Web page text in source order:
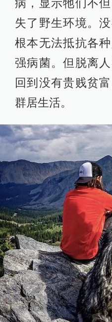
病，显示牠们不
失了野生环境。
根本无法抵抗各
强病菌。但脱离
回到没有贵贱贫
群居生活。